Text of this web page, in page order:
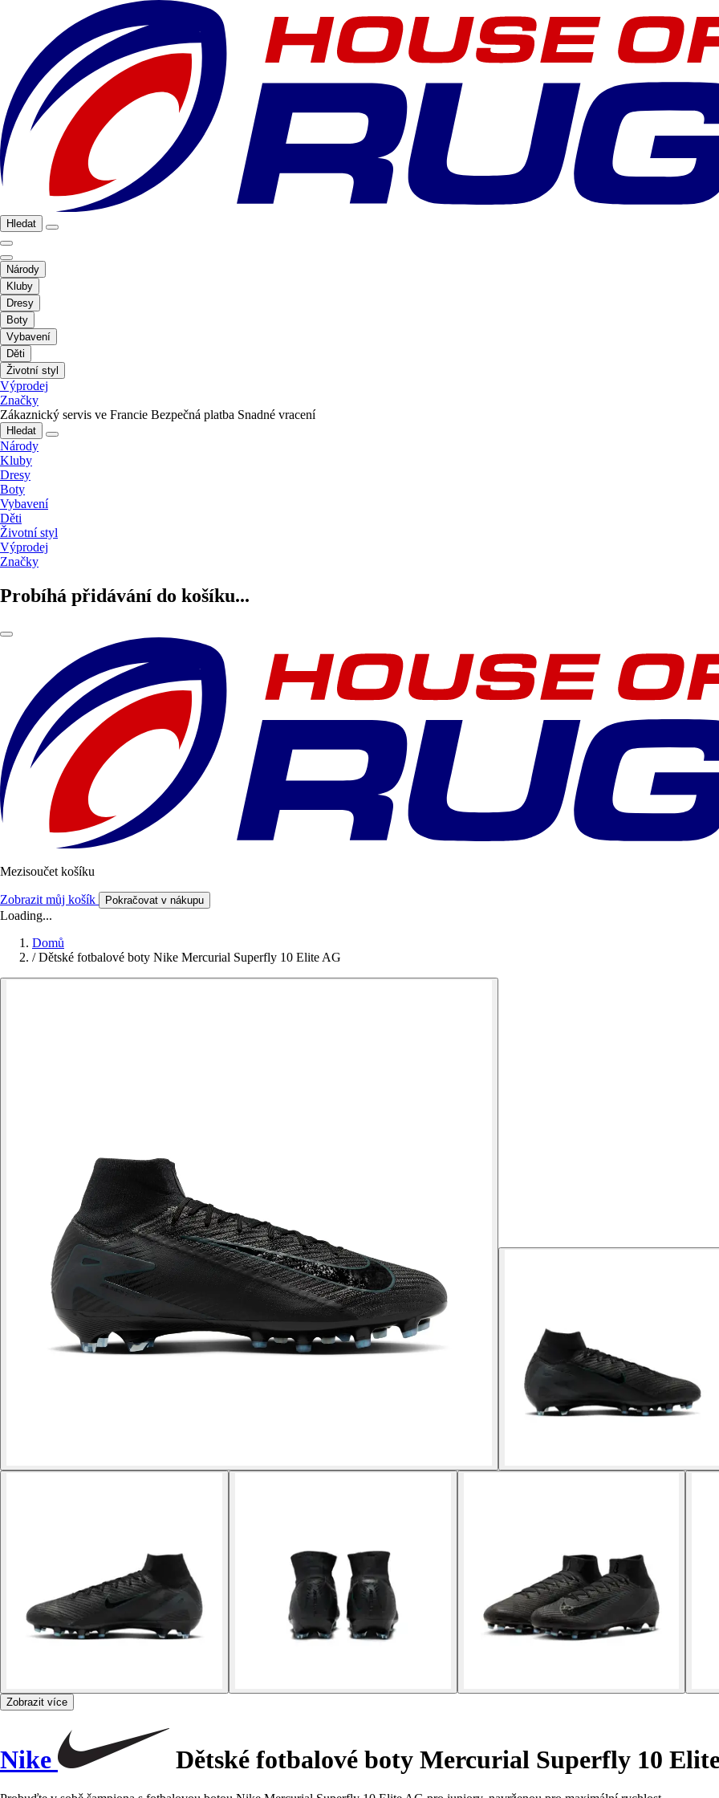
Hledat
Národy
Kluby
Dresy
Boty
Vybavení
Děti
Životní styl
Výprodej
Značky
Zákaznický servis ve Francie Bezpečná platba Snadné vracení
Hledat
Národy
Kluby
Dresy
Boty
Vybavení
Děti
Životní styl
Výprodej
Značky
Probíhá přidávání do košíku...
Mezisoučet košíku
Zobrazit můj košík Pokračovat v nákupu
Loading...
Domů
/ Dětské fotbalové boty Nike Mercurial Superfly 10 Elite AG
Zobrazit více
Nike Dětské fotbalové boty Mercurial Superfly 10